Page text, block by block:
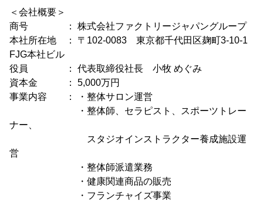
＜会社概要＞
商号 ： 株式会社ファクトリージャパングループ
本社所在地 ： 〒102-0083 東京都千代田区麹町3-10-1
FJG本社ビル
役員 ： 代表取締役社長 小牧 めぐみ
資本金 ： 5,000万円
事業内容 ： ・整体サロン運営
・整体師、セラピスト、スポーツトレー
ナー、
スタジオインストラクター養成施設運
営
・整体師派遣業務
・健康関連商品の販売
・フランチャイズ事業